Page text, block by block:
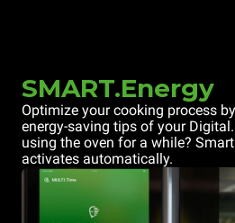
SMART.Energy
Optimize your cooking process
energy-saving tips of your
using the oven for a while?
activates automatically.